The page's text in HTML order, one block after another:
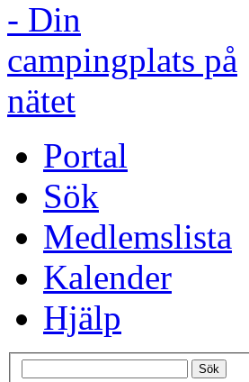
Portal
Sök
Medlemslista
Kalender
Hjälp